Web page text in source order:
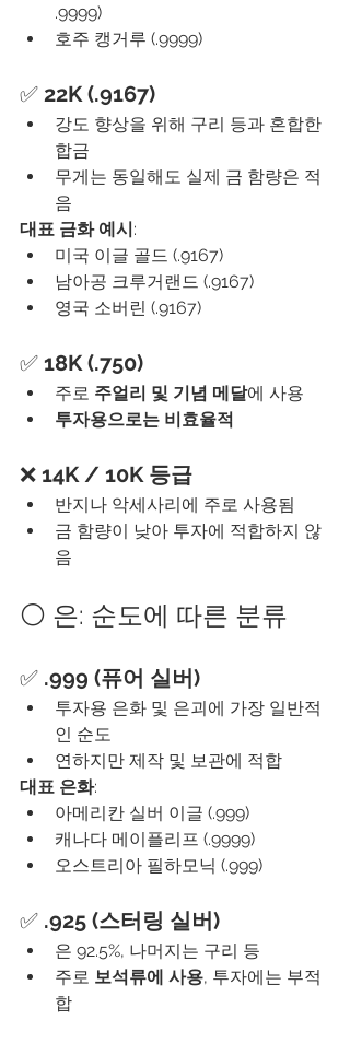
.9999)
호주 캥거루 (.9999)
✅ 22K (.9167)
강도 향상을 위해 구리 등과 혼합한
합금
무게는 동일해도 실제 금 함량은 적
음
대표 금화 예시:
미국 이글 골드 (.9167)
남아공 크루거랜드 (.9167)
영국 소버린 (.9167)
✅ 18K (.750)
주로 주얼리 및 기념 메달에 사용
투자용으로는 비효율적
❌ 14K / 10K 등급
반지나 악세사리에 주로 사용됨
금 함량이 낮아 투자에 적합하지 않
음
⚪ 은: 순도에 따른 분류
✅ .999 (퓨어 실버)
투자용 은화 및 은괴에 가장 일반적
인 순도
연하지만 제작 및 보관에 적합
대표 은화:
아메리칸 실버 이글 (.999)
캐나다 메이플리프 (.9999)
오스트리아 필하모닉 (.999)
✅ .925 (스터링 실버)
은 92.5%, 나머지는 구리 등
주로 보석류에 사용, 투자에는 부적
합